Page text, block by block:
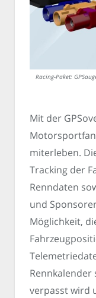
Racing-Paket:
Mit der
miterleben.
Tracking der
Renndaten
und
Möglichkeit,
Rennkalender
verpasst wird